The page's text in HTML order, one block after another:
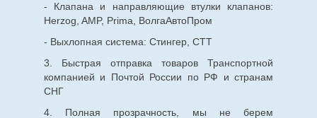
- Клапана и направляющие втулки клапанов:
Herzog, AMP, Prima, ВолгаАвтоПром
- Выхлопная система: Стингер, СТТ
3. Быстрая отправка товаров Транспортной
компанией и Почтой России по РФ и странам
СНГ
4. Полная прозрачность, мы не берем